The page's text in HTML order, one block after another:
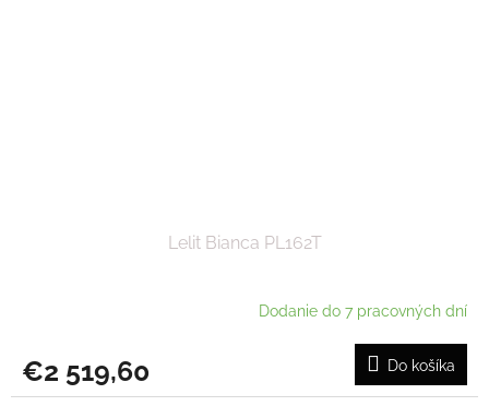
Lelit Bianca PL162T
Dodanie do 7 pracovných dní
€2 519,60 Do košíka